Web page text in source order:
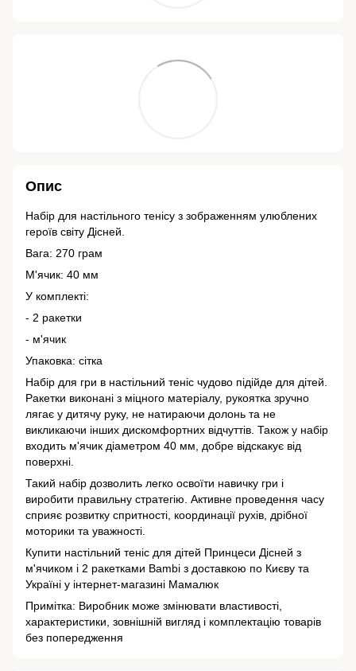
Опис
Набір для настільного тенісу з зображенням улюблених
героїв світу Дісней.
Вага: 270 грам
М'ячик: 40 мм
У комплекті:
- 2 ракетки
- м'ячик
Упаковка: сітка
Набір для гри в настільний теніс чудово підійде для дітей.
Ракетки виконані з міцного матеріалу, рукоятка зручно
лягає у дитячу руку, не натираючи долонь та не
викликаючи інших дискомфортних відчуттів. Також у набір
входить м'ячик діаметром 40 мм, добре відскакує від
поверхні.
Такий набір дозволить легко освоїти навичку гри і
виробити правильну стратегію. Активне проведення часу
сприяє розвитку спритності, координації рухів, дрібної
моторики та уважності.
Купити настільний теніс для дітей Принцеси Дісней з
м'ячиком і 2 ракетками Bambi з доставкою по Києву та
Україні у інтернет-магазині Мамалюк
Примітка: Виробник може змінювати властивості,
характеристики, зовнішній вигляд і комплектацію товарів
без попередження